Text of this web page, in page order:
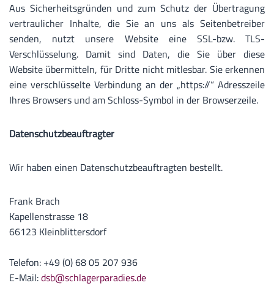
Aus Sicherheitsgründen und zum Schutz der Übertragung
vertraulicher Inhalte, die Sie an uns als Seitenbetreiber
senden, nutzt unsere Website eine SSL-bzw. TLS-
Verschlüsselung. Damit sind Daten, die Sie über diese
Website übermitteln, für Dritte nicht mitlesbar. Sie erkennen
eine verschlüsselte Verbindung an der „https://“ Adresszeile
Ihres Browsers und am Schloss-Symbol in der Browserzeile.
Datenschutzbeauftragter
Wir haben einen Datenschutzbeauftragten bestellt.
Frank Brach
Kapellenstrasse 18
66123 Kleinblittersdorf
Telefon: +49 (0) 68 05 207 936
E-Mail:dsb@schlagerparadies.de